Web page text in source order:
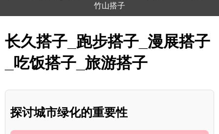
竹山搭子
长久搭子_跑步搭子_漫展搭子
_吃饭搭子_旅游搭子
探讨城市绿化的重要性